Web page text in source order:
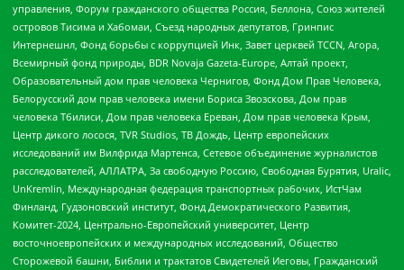
управления, Форум гражданского общества Россия, Беллона, Союз жителей
островов Тисима и Хабомаи, Съезд народных депутатов, Гринпис
Интернешнл, Фонд борьбы с коррупцией Инк, Завет церквей TCCN, Агора,
Всемирный фонд природы, BDR Novaja Gazeta-Europe, Алтай проект,
Образовательный дом прав человека Чернигов, Фонд Дом Прав Человека,
Белорусский дом прав человека имени Бориса Звозскова, Дом прав
человека Тбилиси, Дом прав человека Ереван, Дом прав человека Крым,
Центр дикого лосося, TVR Studios, ТВ Дождь, Центр европейских
исследований им Вилфрида Мартенса, Сетевое объединение журналистов
расследователей, АЛЛАТРА, За свободную Россию, Свободная Бурятия, Uralic,
UnKremlin, Международная федерация транспортных рабочих, ИстЧам
Финланд, Гудзоновский институт, Фонд Демократического Развития,
Комитет-2024, Центрально-Европейский университет, Центр
восточноевропейских и международных исследований, Общество
Сторожевой башни, Библии и трактатов Свидетелей Иеговы, Гражданский